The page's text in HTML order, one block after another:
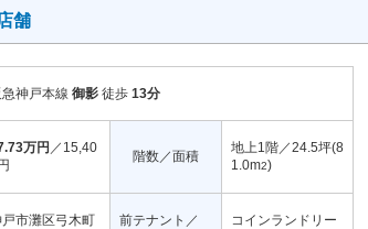
舗
急神戸本線 御影 徒歩 13分
万円 ／15,40
階数／面積
地上1階／24.5坪(8
1.0m2)
市灘区弓木町
前テナント／
コインランドリー